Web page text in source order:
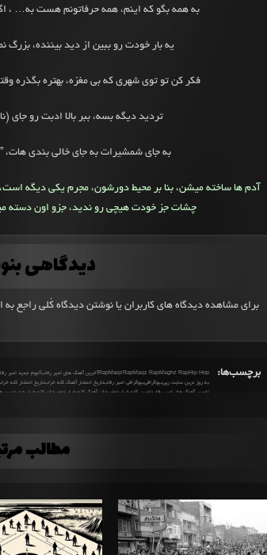
به همه بگو که اینم، همه حرفاتونم هست به… ،
یه بار خودت رو ببین از دید بیننده، بزرگ
فکر کن تو توی شهری که بی مغزه، بهتره بگذره
تردید دیگه بسه، ببر بالا ادبت رو جای
به جای شمشیرات به جای خالی بندی هات،
آدم ها ساخته میشن، بنا بر محیط دورشون، مجرم یکی دیگه
چشات جز خودت هیچی رو ندید، جزو اون دسته
دیدگاهی
برای مشاهده دیدگاه های کاربران یا نوشتن دیدگاه کُلی راجع
برچسب‌ها: Hip Hop
Maghz Rap
Maqz Rap
MaqzRap
Rap آخرین آهنگ های امیر رقاب آلبوم جدید امیر
به روز ترین سایت رپیبیوگرافیبیوگرافی امیر رقابتاریخ انتشار آهنگ کله خرابتاریخ انتشار کله
تفسیر آهنگ های امیر رقابتفسیر کله خرابتوضیحات آهنگ کله خرابتوضیحات کله خرابجدیدترین
مطالب